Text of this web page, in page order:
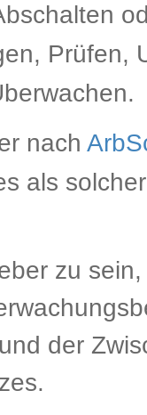
Prüfen,
nach
als
zu
der